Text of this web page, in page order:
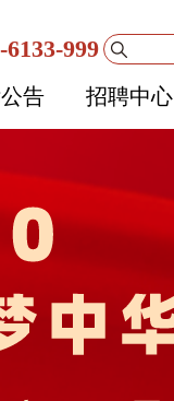
999
告 招聘中心